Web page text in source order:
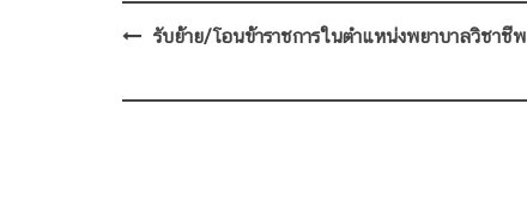
Postรับย้าย/โอนข้าราชการในตำแหน่งพยาบาลวิชาชีพ